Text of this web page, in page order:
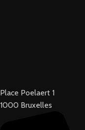
Place Poelaert 1
1000 Bruxelles